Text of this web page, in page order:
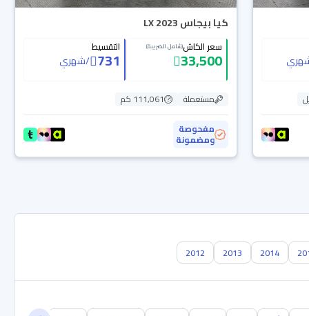
كيا بيجاس LX 2023
سعر الكاش(شامل الضريبة)
33,500
التقسيط
731
/شهري
مستعملة
111,061 كم
مفحوصة
ومضمونة
2014
2013
2012